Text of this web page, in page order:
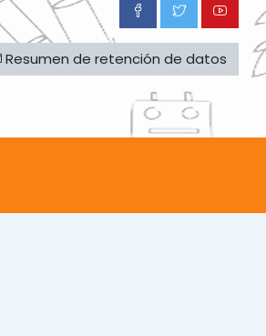
Resumen de retención de datos